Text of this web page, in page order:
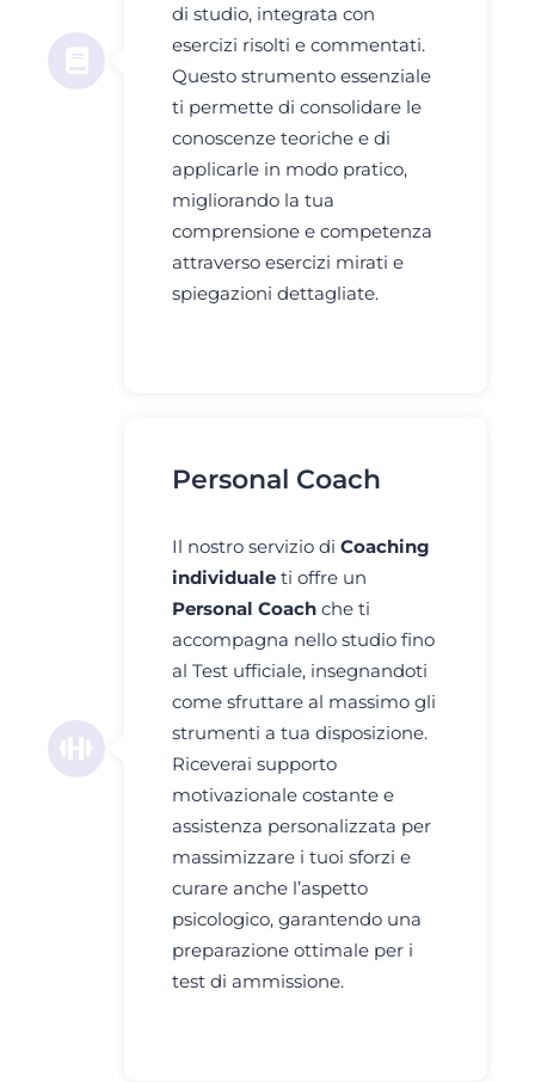
di studio, integrata con
esercizi risolti e commentati.
Questo strumento essenziale
ti permette di consolidare le
conoscenze teoriche e di
applicarle in modo pratico,
migliorando la tua
comprensione e competenza
attraverso esercizi mirati e
spiegazioni dettagliate.
Personal Coach
Il nostro servizio di Coaching
individuale ti offre un
Personal Coach che ti
accompagna nello studio fino
al Test ufficiale, insegnandoti
come sfruttare al massimo gli
strumenti a tua disposizione.
Riceverai supporto
motivazionale costante e
assistenza personalizzata per
massimizzare i tuoi sforzi e
curare anche l’aspetto
psicologico, garantendo una
preparazione ottimale per i
test di ammissione.